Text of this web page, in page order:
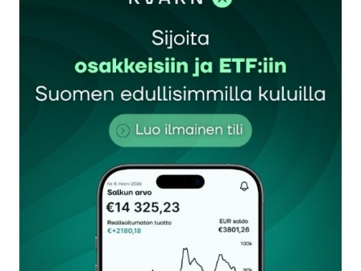
maksamatta. Kuitenkin sijoituskohteet oli valittu
ottaa lainaa sellaiset henkilöt, joilla ei ole
välttämättä minkäänlaista aikomusta maksaa
lainaa ollenkaan.
Jaakko
10.11.2014 at 14:42
Jaahas, yksittäisestä esimerkistä on aikas
mahdotonta vetää yleisempiä johtopäätelmiä.
Hieman vertaislainaa tutkittuani, olen tullut
siihen johtopäätelmään, että homman jujuhan